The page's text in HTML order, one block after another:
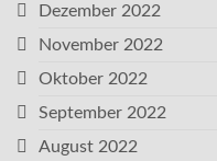
Dezember 2022
November 2022
Oktober 2022
September 2022
August 2022